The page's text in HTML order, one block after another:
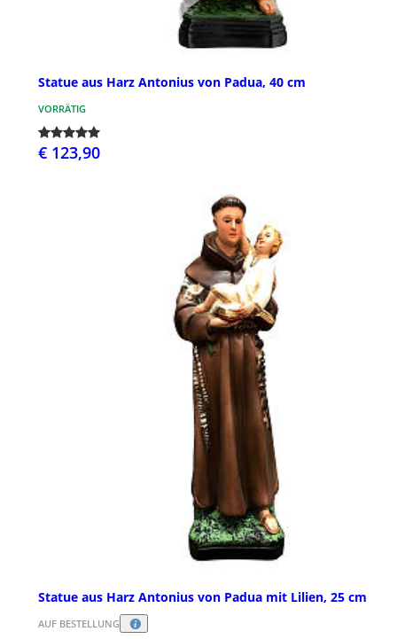
Statue aus Harz Antonius von Padua, 40 cm
VORRÄTIG
€ 123,90
Statue aus Harz Antonius von Padua mit Lilien, 25 cm
AUF BESTELLUNG